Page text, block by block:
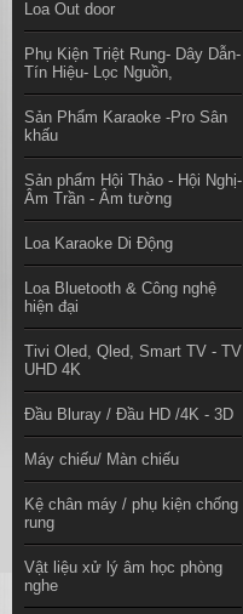
Loa Out door
Phụ Kiện Triệt Rung- Dây Dẫn-
Tín Hiệu- Lọc Nguồn,
Sản Phẩm Karaoke -Pro Sân
khấu
Sản phẩm Hội Thảo - Hội Nghị-
Âm Trần - Âm tường
Loa Karaoke Di Động
Loa Bluetooth & Công nghệ
hiện đại
Tivi Oled, Qled, Smart TV - TV
UHD 4K
Đầu Bluray / Đầu HD /4K - 3D
Máy chiếu/ Màn chiếu
Kệ chân máy / phụ kiện chống
rung
Vật liệu xử lý âm học phòng
nghe